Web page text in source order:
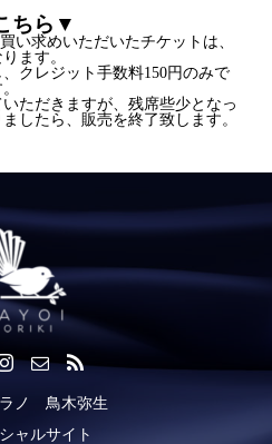
ちら▼
い求めいただいたチケットは、
ます。
クレジット手数料150円のみで
ただきますが、残席些少となっ
したら、販売を終了致します。
ラノ 鳥木弥生
ャルサイト